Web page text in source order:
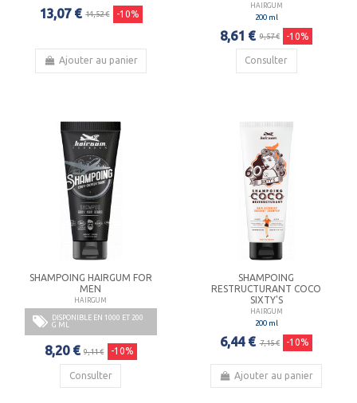
13,07 € 14,52 € -10%
Ajouter au panier
HAIRGUM
200 ml
8,61 € 9,57 € -10%
Consulter
SHAMPOING HAIRGUM FOR
MEN
HAIRGUM
DISPONIBLE EN 1000 ET 200
G ML
8,20 € 9,11 € -10%
Consulter
SHAMPOING
RESTRUCTURANT COCO
SIXTY'S
HAIRGUM
200 ml
6,44 € 7,15 € -10%
Ajouter au panier